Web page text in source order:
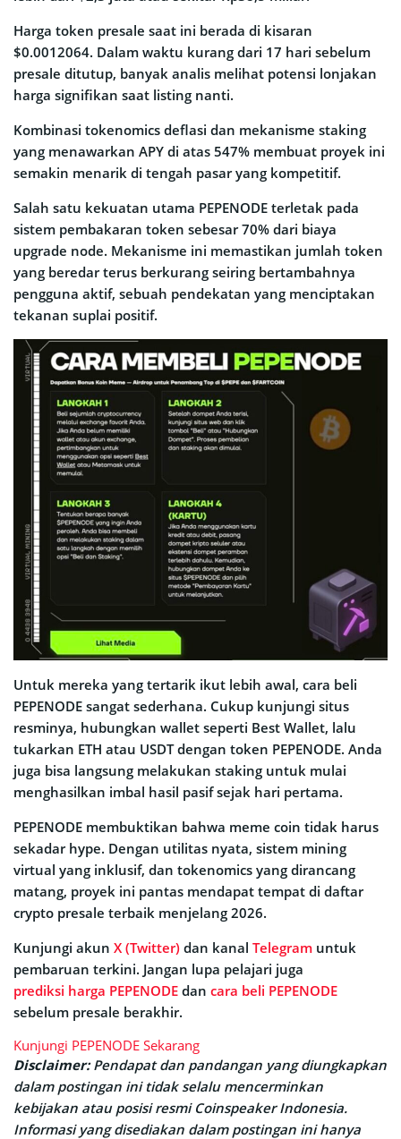
Harga token presale saat ini berada di kisaran
$0.0012064. Dalam waktu kurang dari 17 hari sebelum
presale ditutup, banyak analis melihat potensi lonjakan
harga signifikan saat listing nanti.
Kombinasi tokenomics deflasi dan mekanisme staking
yang menawarkan APY di atas 547% membuat proyek ini
semakin menarik di tengah pasar yang kompetitif.
Salah satu kekuatan utama PEPENODE terletak pada
sistem pembakaran token sebesar 70% dari biaya
upgrade node. Mekanisme ini memastikan jumlah token
yang beredar terus berkurang seiring bertambahnya
pengguna aktif, sebuah pendekatan yang menciptakan
tekanan suplai positif.
Untuk mereka yang tertarik ikut lebih awal, cara beli
PEPENODE sangat sederhana. Cukup kunjungi situs
resminya, hubungkan wallet seperti Best Wallet, lalu
tukarkan ETH atau USDT dengan token PEPENODE. Anda
juga bisa langsung melakukan staking untuk mulai
menghasilkan imbal hasil pasif sejak hari pertama.
PEPENODE membuktikan bahwa meme coin tidak harus
sekadar hype. Dengan utilitas nyata, sistem mining
virtual yang inklusif, dan tokenomics yang dirancang
matang, proyek ini pantas mendapat tempat di daftar
crypto presale terbaik menjelang 2026.
Kunjungi akun X (Twitter) dan kanal Telegram untuk
pembaruan terkini. Jangan lupa pelajari juga
prediksi harga PEPENODE dan cara beli PEPENODE
sebelum presale berakhir.
Kunjungi PEPENODE Sekarang
Disclaimer:Pendapat dan pandangan yang diungkapkan
dalam postingan ini tidak selalu mencerminkan
kebijakan atau posisi resmi Coinspeaker Indonesia.
Informasi yang disediakan dalam postingan ini hanya